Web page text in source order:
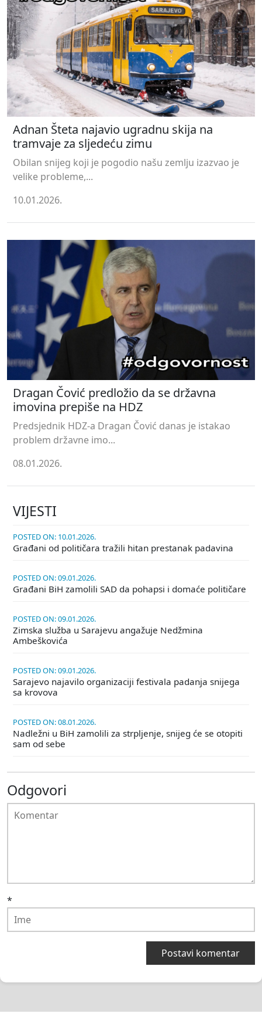
Adnan Šteta najavio ugradnu skija na
tramvaje za sljedeću zimu
Obilan snijeg koji je pogodio našu zemlju izazvao je
velike probleme,...
10.01.2026.
Dragan Čović predložio da se državna
imovina prepiše na HDZ
Predsjednik HDZ-a Dragan Čović danas je istakao
problem državne imo...
08.01.2026.
VIJESTI
POSTED ON: 10.01.2026.
Građani od političara tražili hitan prestanak padavina
POSTED ON: 09.01.2026.
Građani BiH zamolili SAD da pohapsi i domaće političare
POSTED ON: 09.01.2026.
Zimska služba u Sarajevu angažuje Nedžmina
Ambeškovića
POSTED ON: 09.01.2026.
Sarajevo najavilo organizaciji festivala padanja snijega
sa krovova
POSTED ON: 08.01.2026.
Nadležni u BiH zamolili za strpljenje, snijeg će se otopiti
sam od sebe
Odgovori
*